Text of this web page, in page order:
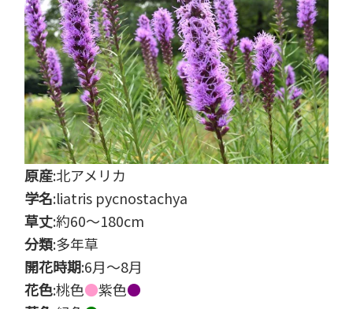
原産:北アメリカ
学名:liatris pycnostachya
草丈:約60～180cm
分類:多年草
開花時期:6月～8月
花色:桃色●紫色●